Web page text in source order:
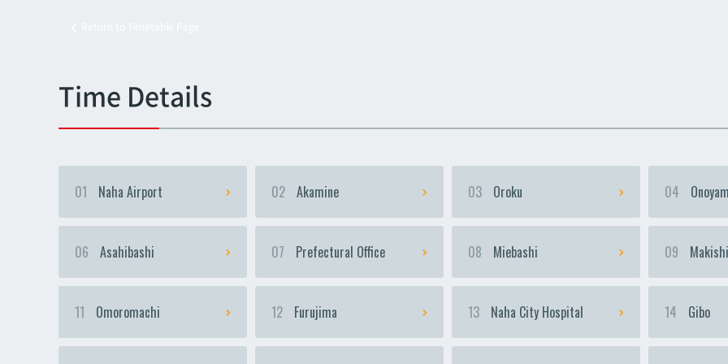
Time Details
01 Naha Airport 02 Akamine 03 Oroku 04
06 Asahibashi 07 Prefectural Office 08 Miebashi 09 Makishi
11 Omoromachi 12 Furujima 13 Naha City Hospital 14 Gibo